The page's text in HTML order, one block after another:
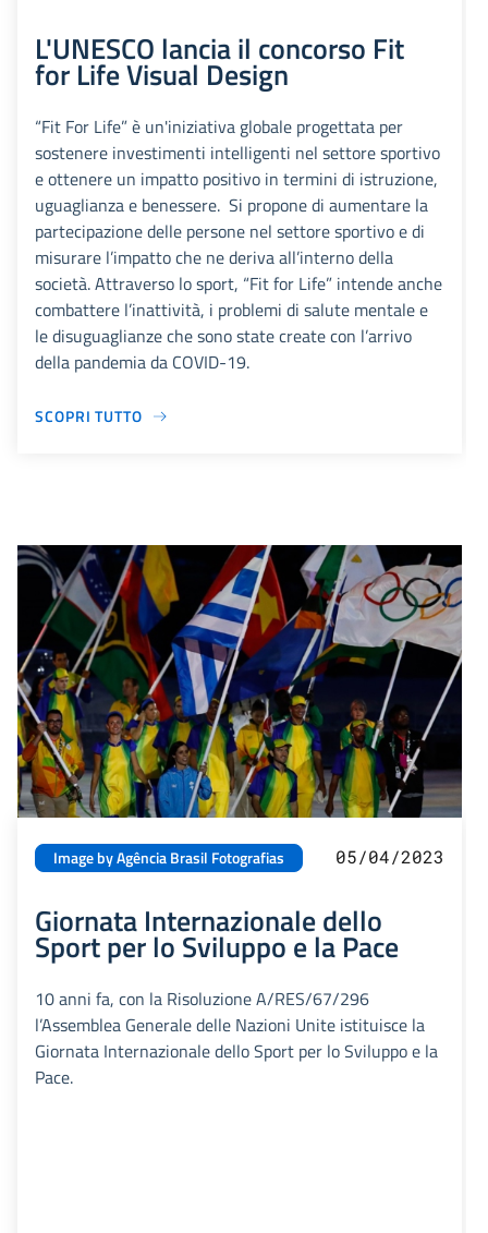
L'UNESCO lancia il concorso Fit
for Life Visual Design
“Fit For Life” è un'iniziativa globale progettata per
sostenere investimenti intelligenti nel settore sportivo
e ottenere un impatto positivo in termini di istruzione,
uguaglianza e benessere. Si propone di aumentare la
partecipazione delle persone nel settore sportivo e di
misurare l’impatto che ne deriva all’interno della
società. Attraverso lo sport, “Fit for Life” intende anche
combattere l’inattività, i problemi di salute mentale e
le disuguaglianze che sono state create con l’arrivo
della pandemia da COVID-19.
SCOPRI TUTTO
Image by Agência Brasil Fotografias 05/04/2023
Giornata Internazionale dello
Sport per lo Sviluppo e la Pace
10 anni fa, con la Risoluzione A/RES/67/296
l’Assemblea Generale delle Nazioni Unite istituisce la
Giornata Internazionale dello Sport per lo Sviluppo e la
Pace.